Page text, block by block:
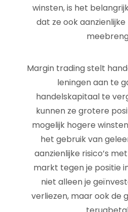
winsten, is het
dat ze ook aanzienlijke
Margin trading stelt
leningen aan te
handelskapitaal te
kunnen ze grotere
mogelijk hogere
het gebruik van
aanzienlijke risico’s
markt tegen je positie
niet alleen je
verliezen, maar ook de